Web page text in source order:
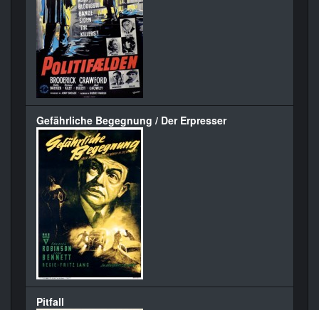
Gefährliche Begegnung / Der Erpresser
Pitfall